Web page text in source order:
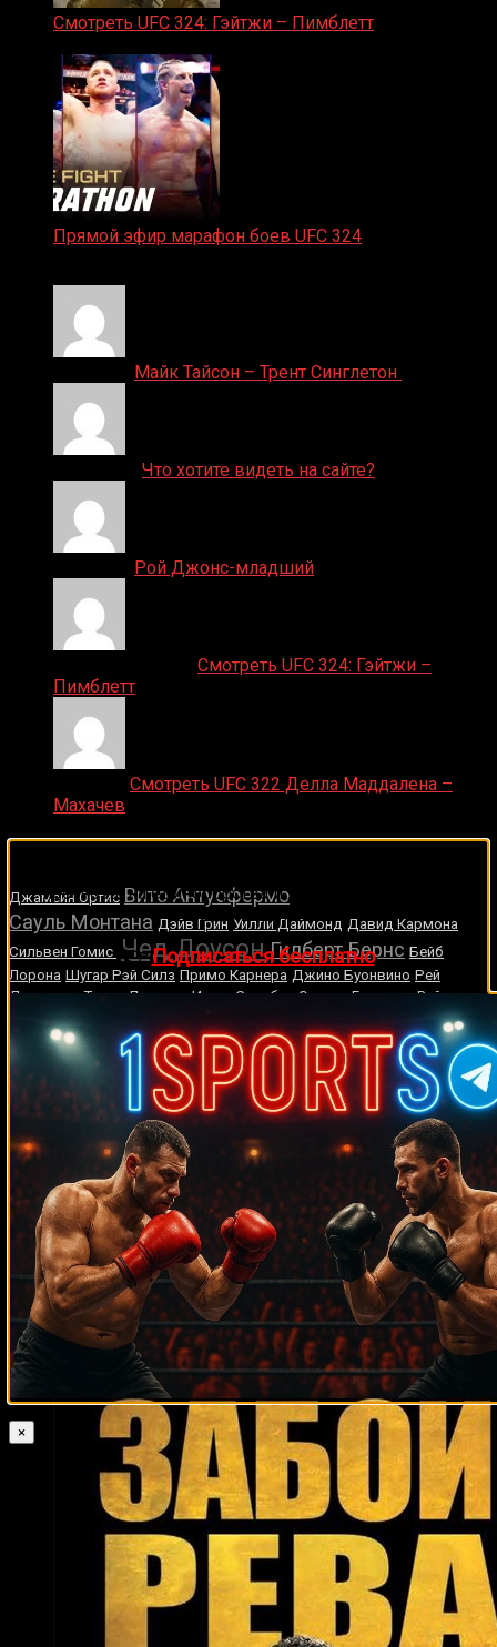
Смотреть UFC 324: Гэйтжи – Пимблетт
Прямой эфир марафон боев UFC 324
Майк Тайсон – Трент Синглетон
Что хотите видеть на сайте?
Рой Джонс-младший
Смотреть UFC 324: Гэйтжи –
Пимблетт
Смотреть UFC 322 Делла Маддалена –
Махачев
Случайные боксеры
Джамейн Ортис Вито Антуофермо
Сауль Монтана Дэйв Грин Уилли Даймонд Давид Кармона
Сильвен Гомис Чед ДоусонГилберт Бернс Бейб
Лорона Шугар Рэй Силз Примо Карнера Джино Буонвино Рей
Домендж Терри Дэниелс Иисус Сарабия Энтони Гринидж Вайрон
Филлипс Мануэль Замбрано Фредди Пендлтон
Саймон Браун Исаак Крус Томми Пиакок Шон Фитцджеральд Райан
Родос Маноэль де Алмейда Jun Yong Park
Невен Пайкич
Баррингтон Френсис Кевин Брэзьер Серджио Петтис Бастер Матиз
Оскар Дуарте Лучано Леонель Куэльо Карлос Габриэль
Андрей Руденко Стив Куинонез Шон Харт
Клаудио Виктор
Мартине
Авраам Гонсалес Майкл Грир Кит Турман Николас Уолтерс
прогнозы на единоборства и другие виды спорта
каждый день!
👉Подписаться бесплатно
×